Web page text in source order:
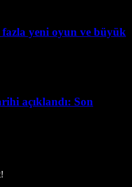
fazla yeni oyun ve büyük
açıklandı: Son